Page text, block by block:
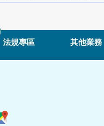
法規專區 其他業務